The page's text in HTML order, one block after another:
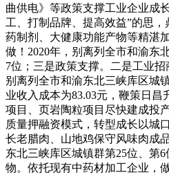
曲供电》等政策支撑工业企业成
工、打制品牌、提高效益”的思
药制剂、大健康功能产物等精湛
做！2020年，别离列全市和渝东
7位；三是政策支撑。二是工业招
别离列全市和渝东北三峡库区城
业收入成本为83.03元，鞭策日昌
项目、页岩陶粒项目尽快建成投
质量押融资模式，转型成长以城
长老腊肉、山地鸡保守风味肉成
东北三峡库区城镇群第25位、第
物。依托现有中药材加工企业，